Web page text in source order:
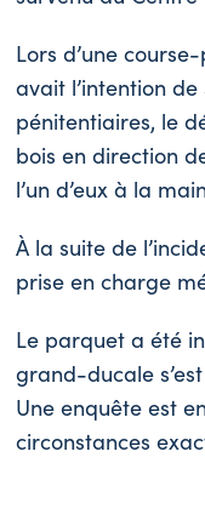
Lors d’une
avait l’intention
pénitentiaires, le
bois en direction
l’un d’eux à la
À la suite de
prise en charge
Le parquet a été
grand-ducale
Une enquête est
circonstances